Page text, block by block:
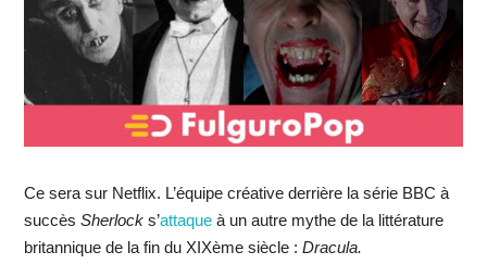
Ce sera sur Netflix. L’équipe créative derrière la série BBC à
succès Sherlock s’attaqueà un autre mythe de la littérature
britannique de la fin du XIXème siècle : Dracula.